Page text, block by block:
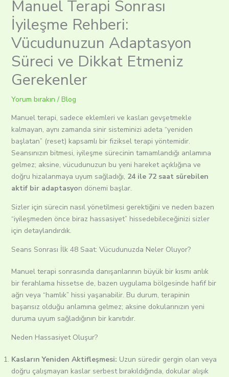
Manuel Terapi Sonrası
İyileşme Rehberi:
Vücudunuzun Adaptasyon
Süreci ve Dikkat Etmeniz
Gerekenler
Yorum bırakın / Blog
Manuel terapi, sadece eklemleri ve kasları gevşetmekle
kalmayan, aynı zamanda sinir sisteminizi adeta “yeniden
başlatan” (reset) kapsamlı bir fiziksel terapi yöntemidir.
Seansınızın bitmesi, iyileşme sürecinin tamamlandığı anlamına
gelmez; aksine, vücudunuzun bu yeni hareket açıklığına ve
doğru hizalanmaya uyum sağladığı, 24 ile 72 saat sürebilen
aktif bir adaptasyon dönemi başlar.
Sizler için sürecin nasıl yönetilmesi gerektiğini ve neden bazen
“iyileşmeden önce biraz hassasiyet” hissedebileceğinizi sizler
için detaylandırdık.
Seans Sonrası İlk 48 Saat: Vücudunuzda Neler Oluyor?
Manuel terapi sonrasında danışanlarının büyük bir kısmı anlık
bir ferahlama hissetse de, bazen uygulama bölgesinde hafif bir
ağrı veya “hamlık” hissi yaşanabilir. Bu durum, terapinin
başarısız olduğu anlamına gelmez; aksine dokularınızın yeni
duruma uyum sağladığının bir kanıtıdır.
Neden Hassasiyet Oluşur?
Kasların Yeniden Aktifleşmesi: Uzun süredir gergin olan veya
doğru çalışmayan kaslar serbest bırakıldığında, dokular alışık